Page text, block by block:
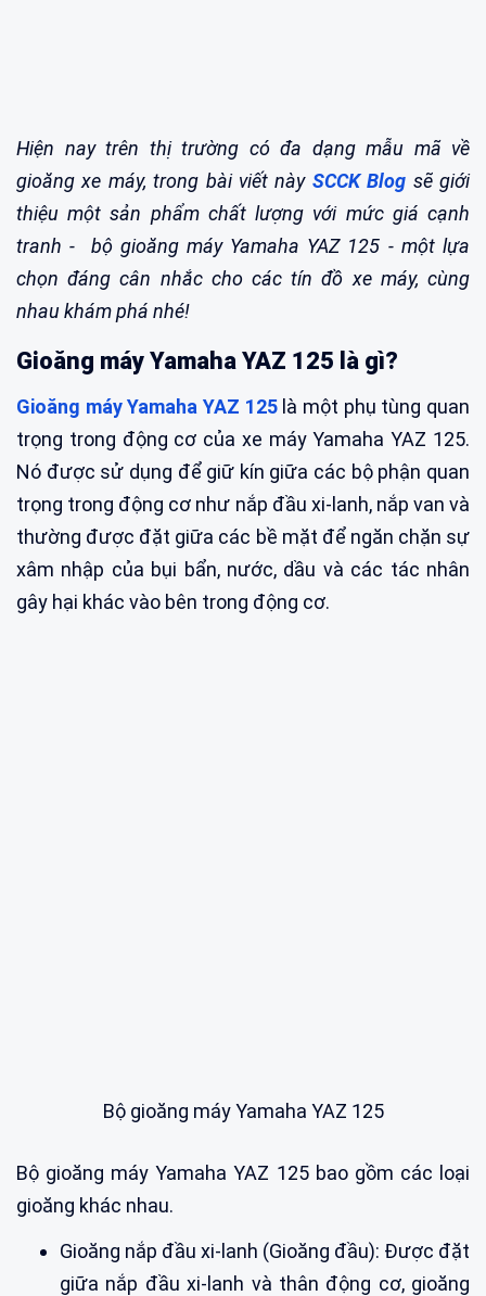
Hiện nay trên thị trường có đa dạng mẫu mã về
gioăng xe máy, trong bài viết này SCCK Blog sẽ giới
thiệu một sản phẩm chất lượng với mức giá cạnh
tranh - bộ gioăng máy Yamaha YAZ 125 - một lựa
chọn đáng cân nhắc cho các tín đồ xe máy, cùng
nhau khám phá nhé!
Gioăng máy Yamaha YAZ 125 là gì?
Gioăng máy Yamaha YAZ 125là một phụ tùng quan
trọng trong động cơ của xe máy Yamaha YAZ 125.
Nó được sử dụng để giữ kín giữa các bộ phận quan
trọng trong động cơ như nắp đầu xi-lanh, nắp van và
thường được đặt giữa các bề mặt để ngăn chặn sự
xâm nhập của bụi bẩn, nước, dầu và các tác nhân
gây hại khác vào bên trong động cơ.
Bộ gioăng máy Yamaha YAZ 125
Bộ gioăng máy Yamaha YAZ 125 bao gồm các loại
gioăng khác nhau.
Gioăng nắp đầu xi-lanh (Gioăng đầu): Được đặt
giữa nắp đầu xi-lanh và thân động cơ, gioăng